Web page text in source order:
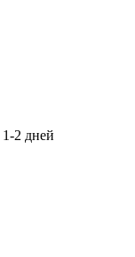
1-2 дней